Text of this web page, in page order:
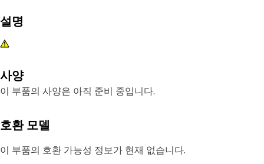
설명
사양
이 부품의 사양은 아직 준비 중입니다.
호환 모델
이 부품의 호환 가능성 정보가 현재 없습니다.